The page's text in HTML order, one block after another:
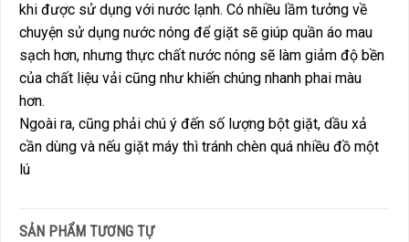
khi được sử dụng với nước lạnh. Có nhiều lầm tưởng về
chuyện sử dụng nước nóng để giặt sẽ giúp quần áo mau
sạch hơn, nhưng thực chất nước nóng sẽ làm giảm độ bền
của chất liệu vải cũng như khiến chúng nhanh phai màu
hơn.
Ngoài ra, cũng phải chú ý đến số lượng bột giặt, dầu xả
cần dùng và nếu giặt máy thì tránh chèn quá nhiều đồ một
lú
SẢN PHẨM TƯƠNG TỰ